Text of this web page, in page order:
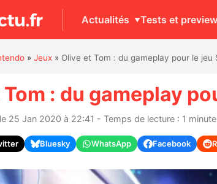
Actualités Tests et
» Jeux» Olive et Tom : du gameplay pour le jeu
: du gameplay
25 Jan 2020 à 22:41 - Temps de lecture : 1
Bluesky WhatsApp Facebook